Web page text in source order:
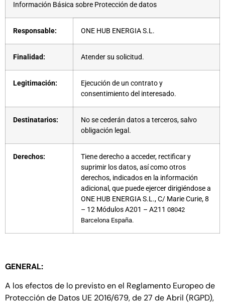
Información Básica sobre Protección de datos
Responsable: ONE HUB ENERGIA S.L.
Finalidad: Atender su solicitud.
Legitimación:
Ejecución de un contrato y
consentimiento del interesado.
Destinatarios:
No se cederán datos a terceros, salvo
obligación legal.
Derechos:
Tiene derecho a acceder, rectificar y
suprimir los datos, así como otros
derechos, indicados en la información
adicional, que puede ejercer dirigiéndose a
ONE HUB ENERGIA S.L.,C/ Marie Curie, 8
– 12 Módulos A201 – A211 08042
Barcelona España.
GENERAL:
A los efectos de lo previsto en el Reglamento Europeo de
Protección de Datos UE 2016/679, de 27 de Abril (RGPD),